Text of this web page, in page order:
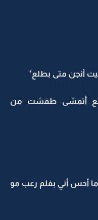
أنجن متى بطلع'
أتمشى طفشت من
أحس أني بفلم رعب مو